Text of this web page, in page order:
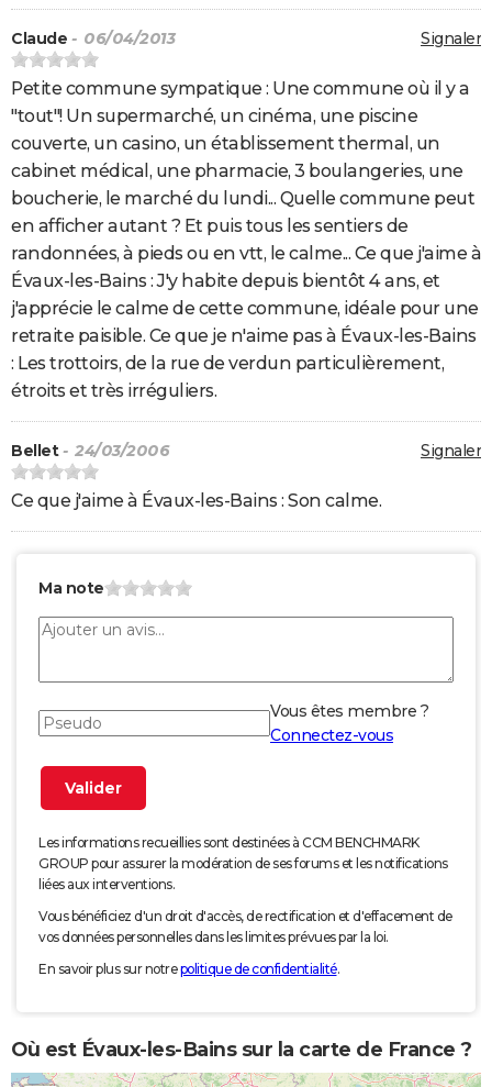
Signaler
Claude - 06/04/2013
Petite commune sympatique : Une commune où il y a
"tout"! Un supermarché, un cinéma, une piscine
couverte, un casino, un établissement thermal, un
cabinet médical, une pharmacie, 3 boulangeries, une
boucherie, le marché du lundi... Quelle commune peut
en afficher autant ? Et puis tous les sentiers de
randonnées, à pieds ou en vtt, le calme... Ce que j'aime à
Évaux-les-Bains : J'y habite depuis bientôt 4 ans, et
j'apprécie le calme de cette commune, idéale pour une
retraite paisible. Ce que je n'aime pas à Évaux-les-Bains
: Les trottoirs, de la rue de verdun particulièrement,
étroits et très irréguliers.
Signaler
Bellet- 24/03/2006
Ce que j'aime à Évaux-les-Bains : Son calme.
Ma note
Vous êtes membre ?
Connectez-vous
Les informations recueillies sont destinées à CCM BENCHMARK
GROUP pour assurer la modération de ses forums et les notifications
liées aux interventions.
Vous bénéficiez d'un droit d'accès, de rectification et d'effacement de
vos données personnelles dans les limites prévues par la loi.
En savoir plus sur notrepolitique de confidentialité.
Où est Évaux-les-Bains sur la carte de France ?